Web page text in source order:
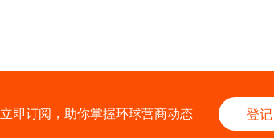
立即订阅，助你掌握环球营商动态 登记